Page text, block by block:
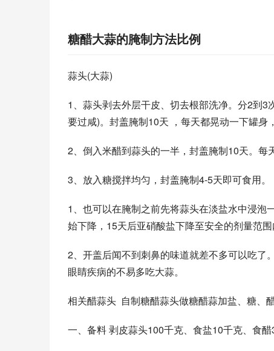
糖醋大蒜的腌制方法比例
蒜头(大蒜)
1、蒜头剥去外层干皮、切去根部洗净。分2到
要过咸)。封盖腌制10天 ，每天都晃动一下罐身
2、倒入米醋到蒜头的一半，封盖腌制10天。每
3、放入糖搅拌均匀，封盖腌制4-5天即可食用。
1、也可以在腌制之前先将蒜头在淡盐水中浸
始下降，15天后亚硝酸盐下降至安全的剂量范
2、开盖后闻不到刺鼻的味道就差不多可以吃了
眼睛疾病的不易多吃大蒜。
相关醋蒜头  自制糖醋蒜头做糖醋蒜加盐、糖、
一、备料 剥皮蒜头100千克、食盐10千克、食醋